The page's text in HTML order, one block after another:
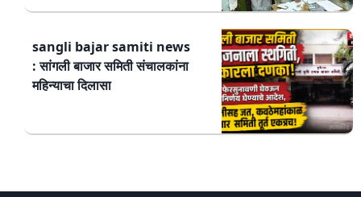
sangli bajar samiti news
: सांगली बाजार समिती संचालकांना
महिन्याचा दिलासा